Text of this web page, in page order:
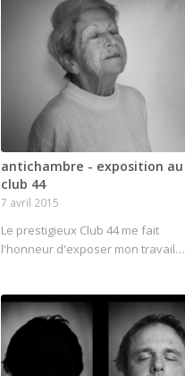
antichambre - exposition au
club 44
7 avril 2015
Le prestigieux Club 44 me fait
l'honneur d'exposer mon travail…